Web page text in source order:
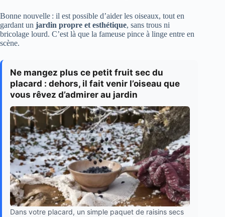
Bonne nouvelle : il est possible d’aider les oiseaux, tout en
gardant un jardin propre et esthétique, sans trous ni
bricolage lourd. C’est là que la fameuse pince à linge entre en
scène.
Ne mangez plus ce petit fruit sec du
placard : dehors, il fait venir l’oiseau que
vous rêvez d’admirer au jardin
Dans votre placard, un simple paquet de raisins secs